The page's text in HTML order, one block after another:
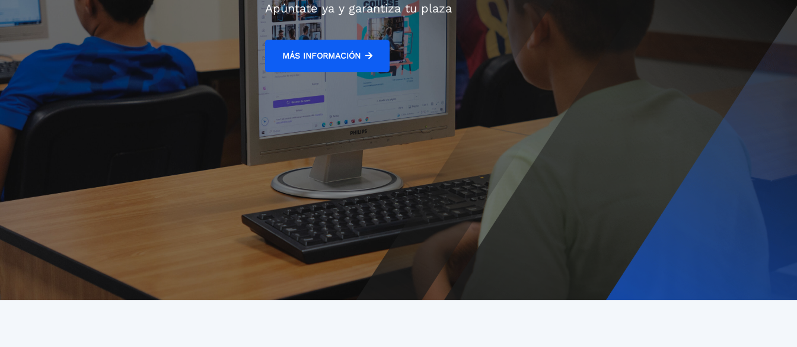
Apúntate ya y garantiza tu plaza
MÁS INFORMACIÓN